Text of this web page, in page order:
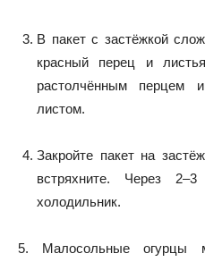
В пакет с застёжкой
красный перец и
растолчённым перцем
листом.
Закройте пакет на
встряхните. Через
холодильник.
5. Малосольные огурцы